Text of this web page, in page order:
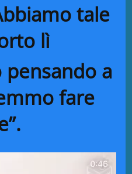
tale
lì
a
fare